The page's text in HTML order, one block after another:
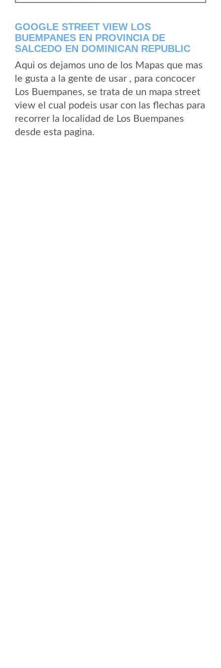
GOOGLE STREET VIEW LOS
BUEMPANES EN PROVINCIA DE
SALCEDO EN DOMINICAN REPUBLIC
Aqui os dejamos uno de los Mapas que mas
le gusta a la gente de usar , para concocer
Los Buempanes, se trata de un mapa street
view el cual podeis usar con las flechas para
recorrer la localidad de Los Buempanes
desde esta pagina.